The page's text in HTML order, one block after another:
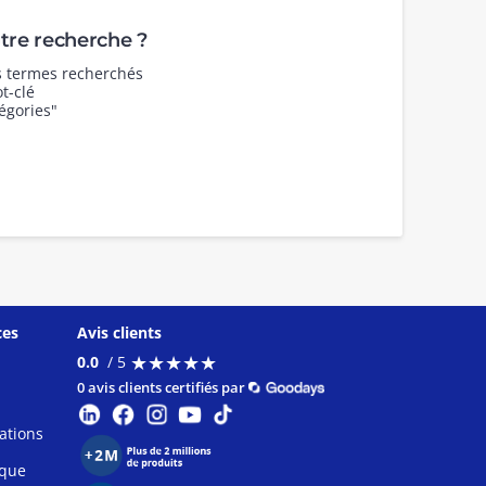
recherche ?
recherchés
clé
Avis clients
0.0 / 5 ★★★★★
★★★★★
0 avis clients certifiés par